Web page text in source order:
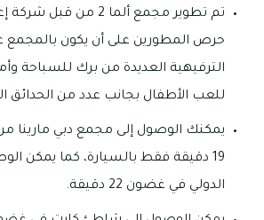
تم تطوير مجمع ألما 2 من
حرص المطورين على أن يكون بالمجمع
الترفيهية العديدة من برك للسباحة
للعب الأطفال بجانب عدد من الحدائق
19 دقيقة فقط بالسيارة، كما يمكن
الدولي في غضون 22 دقيقة.